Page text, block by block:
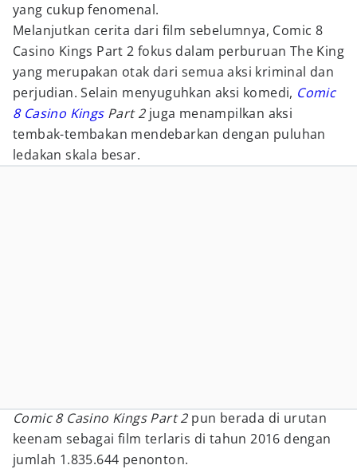
yang cukup fenomenal.
Melanjutkan cerita dari film sebelumnya, Comic 8
Casino Kings Part 2 fokus dalam perburuan The King
yang merupakan otak dari semua aksi kriminal dan
perjudian. Selain menyuguhkan aksi komedi, Comic
8 Casino KingsPart 2juga menampilkan aksi
tembak-tembakan mendebarkan dengan puluhan
ledakan skala besar.
Comic 8 Casino Kings Part 2pun berada di urutan
keenam sebagai film terlaris di tahun 2016 dengan
jumlah 1.835.644 penonton.